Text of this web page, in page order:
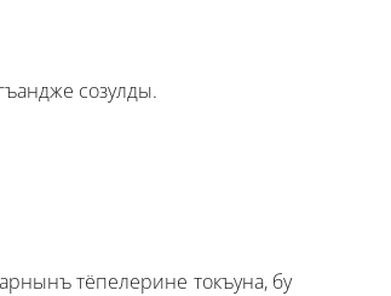
созулды.
тёпелерине токъуна, бу